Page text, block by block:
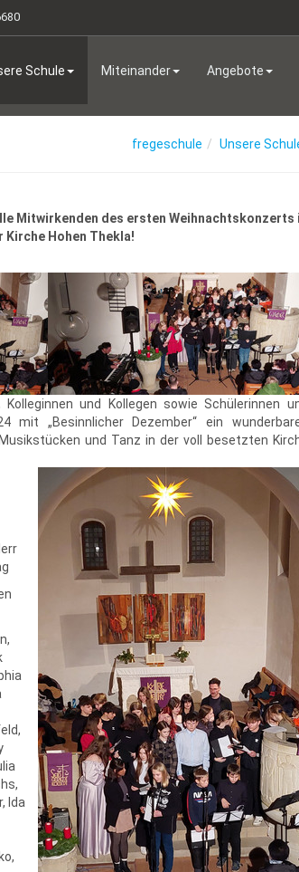
Schule Miteinander Angebote
fregeschule Unsere
Mitwirkenden des ersten Weihnachtskonzerts
Kirche Hohen Thekla!
Kolleginnen und Kollegen sowie Schülerinnen
mit „Besinnlicher Dezember“ ein
und Tanz in der voll besetzten
Ida